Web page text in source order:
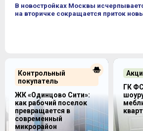
В новостройках Москвы
на вторичке сокращается приток
Контрольный
покупатель
ЖК «Одинцово Сити»:
как рабочий поселок
превращается в
современный
микрорайон
ГК